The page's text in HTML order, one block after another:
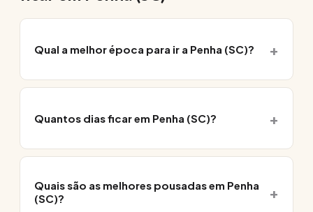
Qual a melhor época para ir a Penha (SC)?
Quantos dias ficar em Penha (SC)?
Quais são as melhores pousadas em Penha
(SC)?